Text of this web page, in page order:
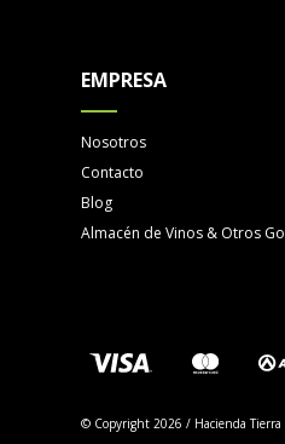
EMPRESA
Nosotros
Contacto
Blog
Almacén de Vinos & Otros
© Copyright 2026 / Hacienda Tierra